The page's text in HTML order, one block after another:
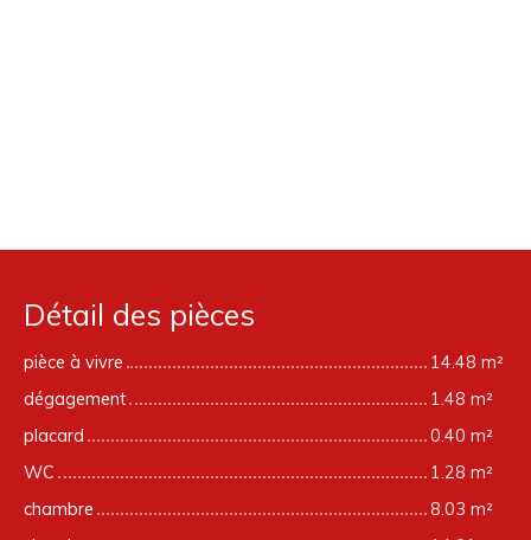
Détail des pièces
pièce à vivre
14.48 m²
dégagement
1.48 m²
placard
0.40 m²
WC
1.28 m²
chambre
8.03 m²